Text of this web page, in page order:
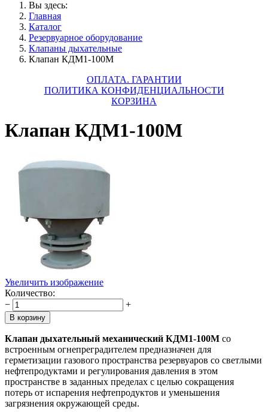
Вы здесь:
Главная
Каталог
Резервуарное оборудование
Клапаны дыхательные
Клапан КДМ1-100М
ОПЛАТА. ГАРАНТИИ
ПОЛИТИКА КОНФИДЕНЦИАЛЬНОСТИ
КОРЗИНА
Клапан КДМ1-100М
Увеличить изображение
Количество:
−
+
Клапан дыхательный механический КДМ1-100М со
встроенным огнепреградителем предназначен для
герметизации газового пространства резервуаров со светлыми
нефтепродуктами и регулирования давления в этом
пространстве в заданных пределах с целью сокращения
потерь от испарения нефтепродуктов и уменьшения
загрязнения окружающей среды.